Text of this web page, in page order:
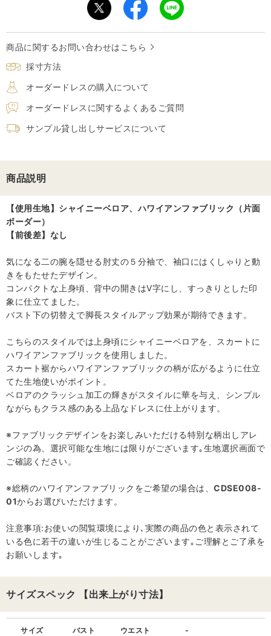
商品に関するお問い合わせはこちら
採寸方法
オーダードレスの購入について
オーダードレスに関するよくあるご質問
サンプル貸し出しサービスについて
商品説明
【使用生地】シャイニーベロア、ハワイアンファブリック（片面
ボーダー）
【前後差】なし
気になる二の腕を隠せる肘丈の５分袖で、袖口にはくしゃりと動
きをもたせたデザイン。
コンパクトな上身頃、背中の開きはV字にし、すっきりとした印
象に仕立てました。
バスト下の切替えで脚長スタイルアップ効果が期待できます。
こちらのスタイルでは上身頃にシャイニーベロアを、スカートに
ハワイアンファブリックを使用しました。
スカート裾からハワイアンファブリックの柄が広がるように仕立
てた生地使いがポイント。
ベロアのクラッシュ加工の輝きがスタイルに華を与え、シンプル
ながらもクラス感のある上品なドレスに仕上がります。
※ファブリックデザインをお楽しみいただける特別な柄出しアレ
ンジの為、選択可能な生地には限りがございます｡生地選択画面で
ご確認ください。
※総柄のハワイアンファブリックをご希望の場合は、 CDSE008-
01からお選びいただけます。
注意事項:お使いの閲覧環境により､実際の商品の色と表示されて
いる色に若干の違いが生じることがございます｡ご理解とご了承を
お願いします｡
サイズスペック 【出来上がり寸法】
サイズ バスト ウエスト -